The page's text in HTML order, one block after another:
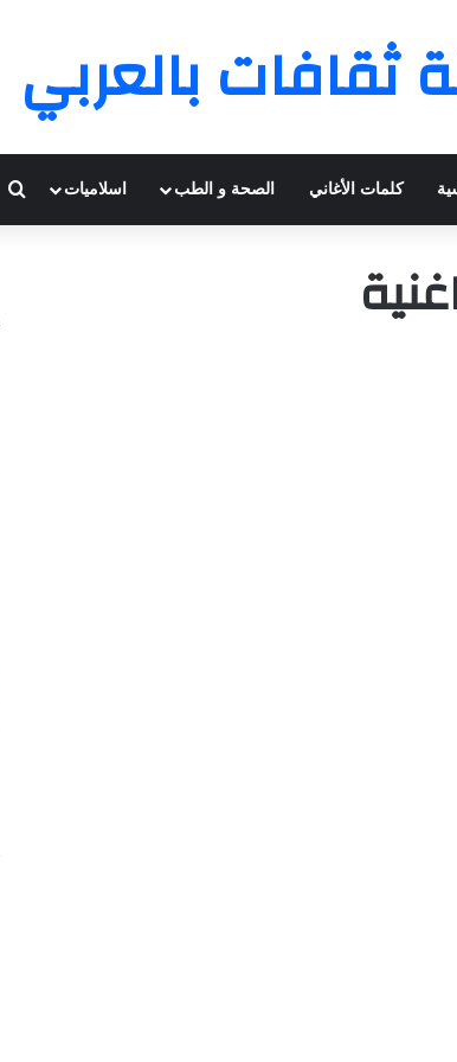
ثقافات بالعربي
كلمات الأغاني الصحة و الطب اسلاميات